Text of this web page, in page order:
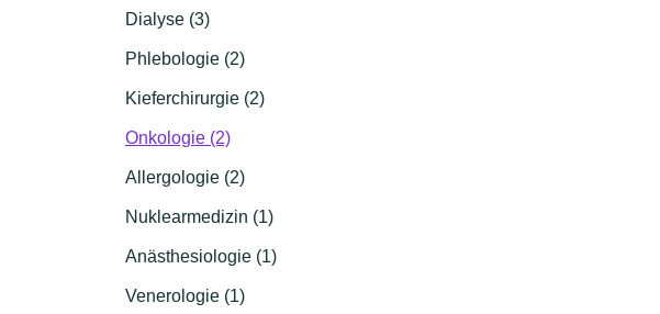
Dialyse (3)
Phlebologie (2)
Kieferchirurgie (2)
Onkologie (2)
Allergologie (2)
Nuklearmedizin (1)
Anästhesiologie (1)
Venerologie (1)